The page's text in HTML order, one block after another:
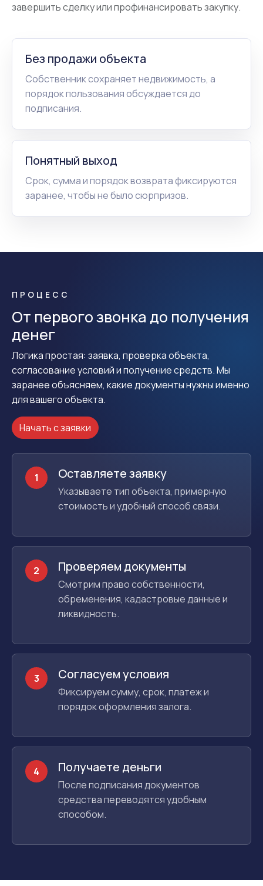
завершить сделку или профинансировать закупку.
Без продажи объекта
Собственник сохраняет недвижимость, а
порядок пользования обсуждается до
подписания.
Понятный выход
Срок, сумма и порядок возврата фиксируются
заранее, чтобы не было сюрпризов.
ПРОЦЕСС
От первого звонка до получения
денег
Логика простая: заявка, проверка объекта,
согласование условий и получение средств. Мы
заранее объясняем, какие документы нужны именно
для вашего объекта.
Начать с заявки
1 Оставляете заявку
Указываете тип объекта, примерную
стоимость и удобный способ связи.
2 Проверяем документы
Смотрим право собственности,
обременения, кадастровые данные и
ликвидность.
3 Согласуем условия
Фиксируем сумму, срок, платеж и
порядок оформления залога.
4 Получаете деньги
После подписания документов
средства переводятся удобным
способом.